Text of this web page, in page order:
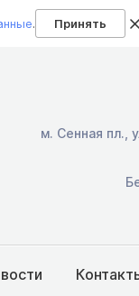
. Принять
м. Сенная пл.,